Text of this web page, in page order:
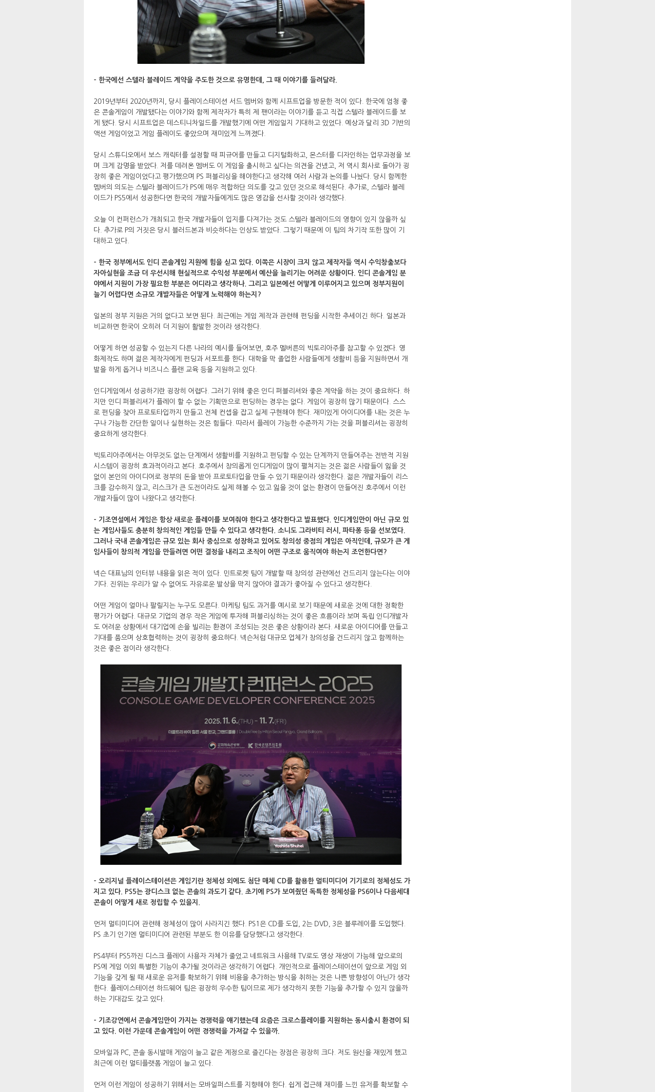
- 한국에선 스텔라 블레이드 계약을 주도한 것으로 유명한데, 그 때 이야기를 들려달라.
2019년부터 2020년까지, 당시 플레이스테이션 서드 멤버와 함께 시프트업을 방문한 적이 있다. 한국에 엄청 좋
은 콘솔게임이 개발됐다는 이야기와 함께 제작자가 특히 제 팬이라는 이야기를 듣고 직접 스텔라 블레이드를 보
게 됐다. 당시 시프트업은 데스티니차일드를 개발했기에 어떤 게임일지 기대하고 있었다. 예상과 달리 3D 기반의
액션 게임이었고 게임 플레이도 좋았으며 재미있게 느껴졌다.
당시 스튜디오에서 보스 캐릭터를 설정할 때 피규어를 만들고 디지털화하고, 몬스터를 디자인하는 업무과정을 보
며 크게 감명을 받았다. 저를 데려온 멤버도 이 게임을 출시하고 싶다는 의견을 건넸고, 저 역시 회사로 돌아가 굉
장히 좋은 게임이었다고 평가했으며 PS 퍼블리싱을 해야한다고 생각해 여러 사람과 논의를 나눴다. 당시 함께한
멤버의 의도는 스텔라 블레이드가 PS에 매우 적합하단 의도를 갖고 있던 것으로 해석된다. 추가로, 스텔라 블레
이드가 PS5에서 성공한다면 한국의 개발자들에게도 많은 영감을 선사할 것이라 생각했다.
오늘 이 컨퍼런스가 개최되고 한국 개발자들이 입지를 다져가는 것도 스텔라 블레이드의 영향이 있지 않을까 싶
다. 추가로 P의 거짓은 당시 블러드본과 비슷하다는 인상도 받았다. 그렇기 때문에 이 팀의 차기작 또한 많이 기
대하고 있다.
- 한국 정부에서도 인디 콘솔게임 지원에 힘을 싣고 있다. 이쪽은 시장이 크지 않고 제작자들 역시 수익창출보다
자아실현을 조금 더 우선시해 현실적으로 수익성 부분에서 예산을 늘리기는 어려운 상황이다. 인디 콘솔게임 분
야에서 지원이 가장 필요한 부분은 어디라고 생각하나. 그리고 일본에선 어떻게 이루어지고 있으며 정부지원이
늘기 어렵다면 소규모 개발자들은 어떻게 노력해야 하는지?
일본의 정부 지원은 거의 없다고 보면 된다. 최근에는 게임 제작과 관련해 펀딩을 시작한 추세이긴 하다. 일본과
비교하면 한국이 오히려 더 지원이 활발한 것이라 생각한다.
어떻게 하면 성공할 수 있는지 다른 나라의 예시를 들어보면, 호주 멜버른의 빅토리아주를 참고할 수 있겠다. 영
화제작도 하며 젊은 제작자에게 펀딩과 서포트를 한다. 대학을 막 졸업한 사람들에게 생활비 등을 지원하면서 개
발을 하게 돕거나 비즈니스 플랜 교육 등을 지원하고 있다.
인디게임에서 성공하기란 굉장히 어렵다. 그러기 위해 좋은 인디 퍼블리셔와 좋은 계약을 하는 것이 중요하다. 하
지만 인디 퍼블리셔가 플레이 할 수 없는 기획만으로 펀딩하는 경우는 없다. 게임이 굉장히 많기 때문이다. 스스
로 펀딩을 찾아 프로토타입까지 만들고 전체 컨셉을 잡고 실제 구현해야 한다. 재미있게 아이디어를 내는 것은 누
구나 가능한 간단한 일이나 실현하는 것은 힘들다. 따라서 플레이 가능한 수준까지 가는 것을 퍼블리셔는 굉장히
중요하게 생각한다.
빅토리아주에서는 아무것도 없는 단계에서 생활비를 지원하고 펀딩할 수 있는 단계까지 만들어주는 전반적 지원
시스템이 굉장히 효과적이라고 본다. 호주에서 창의롭게 인디게임이 많이 펼쳐지는 것은 젊은 사람들이 잃을 것
없이 본인의 아이디어로 정부의 돈을 받아 프로토타입을 만들 수 있기 때문이라 생각한다. 젊은 개발자들이 리스
크를 감수하지 않고, 리스크가 큰 도전이라도 실제 해볼 수 있고 잃을 것이 없는 환경이 만들어진 호주에서 이런
개발자들이 많이 나왔다고 생각한다.
- 기조연설에서 게임은 항상 새로운 플레이를 보여줘야 한다고 생각한다고 발표했다. 인디게임만이 아닌 규모 있
는 게임사들도 충분히 창의적인 게임들 만들 수 있다고 생각한다. 소니도 그라비티 러시, 파타퐁 등을 선보였다.
그러나 국내 콘솔게임은 규모 있는 회사 중심으로 성장하고 있어도 창의성 중점의 게임은 아직인데, 규모가 큰 게
임사들이 창의적 게임을 만들려면 어떤 결정을 내리고 조직이 어떤 구조로 움직여야 하는지 조언한다면?
넥슨 대표님의 인터뷰 내용을 읽은 적이 있다. 민트로켓 팀이 개발할 때 창의성 관련에선 건드리지 않는다는 이야
기다. 진위는 우리가 알 수 없어도 자유로운 발상을 막지 않아야 결과가 좋아질 수 있다고 생각한다.
어떤 게임이 얼마나 팔릴지는 누구도 모른다. 마케팅 팀도 과거를 예시로 보기 때문에 새로운 것에 대한 정확한
평가가 어렵다. 대규모 기업의 경우 작은 게임에 투자해 퍼블리싱하는 것이 좋은 흐름이라 보며 독립 인디개발자
도 어려운 상황에서 대기업에 손을 빌리는 환경이 조성되는 것은 좋은 상황이라 본다. 새로운 아이디어를 만들고
기대를 품으며 상호협력하는 것이 굉장히 중요하다. 넥슨처럼 대규모 업체가 창의성을 건드리지 않고 함께하는
것은 좋은 점이라 생각한다.
- 오리지널 플레이스테이션은 게임기란 정체성 외에도 첨단 매체 CD를 활용한 멀티미디어 기기로의 정체성도 가
지고 있다. PS5는 광디스크 없는 콘솔의 과도기 같다. 초기에 PS가 보여줬던 독특한 정체성을 PS6이나 다음세대
콘솔이 어떻게 새로 정립할 수 있을지.
먼저 멀티미디어 관련해 정체성이 많이 사라지긴 했다. PS1은 CD를 도입, 2는 DVD, 3은 블루레이를 도입했다.
PS 초기 인기엔 멀티미디어 관련된 부분도 한 이유를 담당했다고 생각한다.
PS4부터 PS5까진 디스크 플레이 사용자 자체가 줄었고 네트워크 사용해 TV로도 영상 재생이 가능해 앞으로의
PS에 게임 이외 특별한 기능이 추가될 것이라곤 생각하기 어렵다. 개인적으로 플레이스테이션이 앞으로 게임 외
기능을 갖게 될 때 새로운 유저를 확보하기 위해 비용을 추가하는 방식을 취하는 것은 나쁜 방향성이 아닌가 생각
한다. 플레이스테이션 하드웨어 팀은 굉장히 우수한 팀이므로 제가 생각하지 못한 기능을 추가할 수 있지 않을까
하는 기대감도 갖고 있다.
- 기조강연에서 콘솔게임만이 가지는 경쟁력을 얘기했는데 요즘은 크로스플레이를 지원하는 동시출시 환경이 되
고 있다. 이런 가운데 콘솔게임이 어떤 경쟁력을 가져갈 수 있을까.
모바일과 PC, 콘솔 동시발매 게임이 늘고 같은 계정으로 즐긴다는 장점은 굉장히 크다. 저도 원신을 재밌게 했고
최근에 이런 멀티플랫폼 게임이 늘고 있다.
먼저 이런 게임이 성공하기 위해서는 모바일퍼스트를 지향해야 한다. 쉽게 접근해 재미를 느낀 유저를 확보할 수